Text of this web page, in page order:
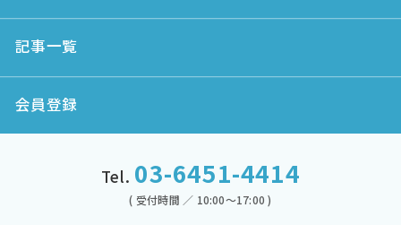
記事一覧
会員登録
Tel. 03-6451-4414
( 受付時間 ／ 10:00～17:00 )